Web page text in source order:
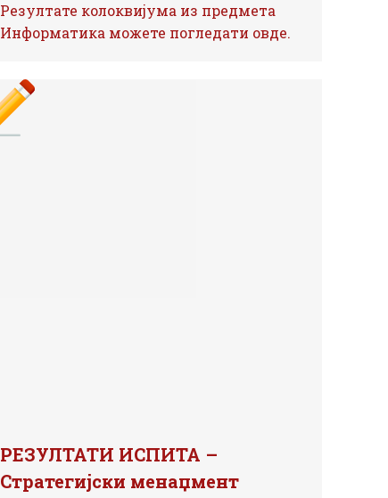
Резултате колоквијума из предмета
Информатика можете погледати овде.
РЕЗУЛТАТИ ИСПИТА –
Стратегијски менаџмент